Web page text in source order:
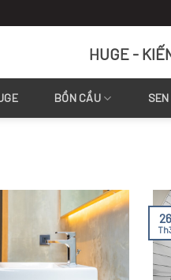
HUGE -
BỒN CẦU SEN
26